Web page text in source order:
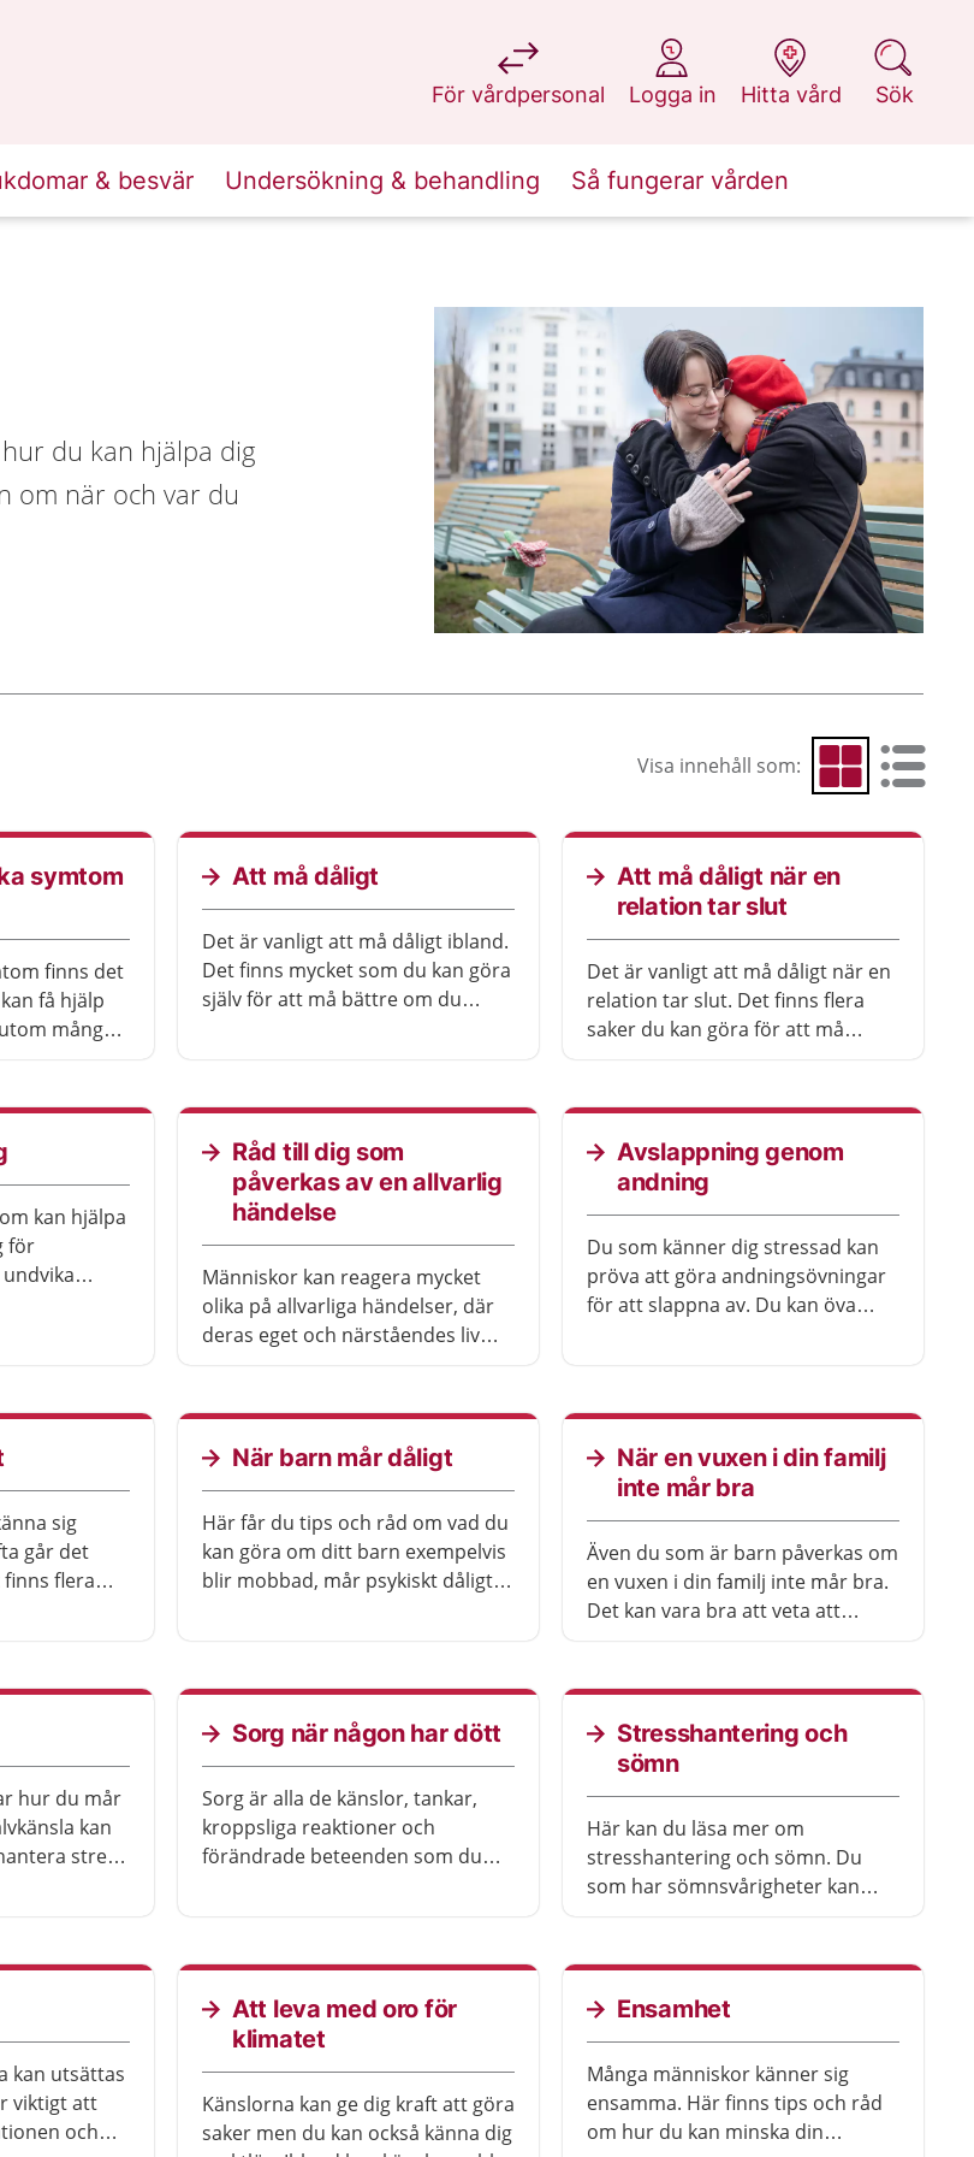
För vårdpersonal
på 1177.se
Logga in
på 1177.se
Hitta vård
på 1177.se
Sök
på 1177.se
& besvär Undersökning & behandling Så fungerar vården
du kan hjälpa dig
om när och var du
Visa innehåll som: Visa som rutnät
Visa som
symtom
finns det
få hjälp
många
och
har
Att må dåligt
Det är vanligt att må dåligt ibland.
Det finns mycket som du kan göra
själv för att må bättre om du
Att må dåligt när en
relation tar slut
Det är vanligt att må dåligt när en
relation tar slut. Det finns flera
saker du kan göra för att må
vardagen.
kan hjälpa
för
Råd till dig som
påverkas av en allvarlig
händelse
Människor kan reagera mycket
olika på allvarliga händelser, där
deras eget och närståendes liv
Avslappning genom
andning
Du som känner dig stressad kan
pröva att göra andningsövningar
för att slappna av. Du kan öva
din skola eller arbetsplats. Du kan
också öva avslappning när du
ligger ner.
sig
går det
finns flera
När barn mår dåligt
Här får du tips och råd om vad du
kan göra om ditt barn exempelvis
blir mobbad, mår psykiskt dåligt,
När en vuxen i din familj
inte mår bra
Även du som är barn påverkas om
en vuxen i din familj inte mår bra.
Det kan vara bra att veta att
dåligt. Ofta hjälper det att prata
med någon.
hur du mår
kan
stress
går att
Sorg när någon har dött
Sorg är alla de känslor, tankar,
kroppsliga reaktioner och
förändrade beteenden som du
mildras oftast så småningom,
utan att du behöver hjälp från
vården.
Stresshantering och
sömn
Här kan du läsa mer om
stresshantering och sömn. Du
som har sömnsvårigheter kan
hjälp. Du kan också läsa om olika
typer av avslappningsövningar
avslappningsövningar.
kan utsättas
viktigt att
och
Att leva med oro för
klimatet
Känslorna kan ge dig kraft att göra
saker men du kan också känna dig
Ensamhet
Många människor känner sig
ensamma. Här finns tips och råd
om hur du kan minska din